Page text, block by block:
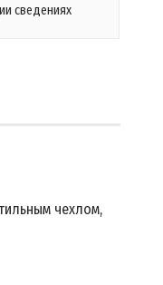
сведениях
чехлом,